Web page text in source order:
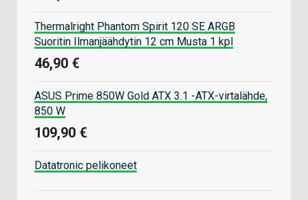
Thermalright Phantom Spirit 120 SE ARGB
Suoritin Ilmanjäähdytin 12 cm Musta 1 kpl
46,90 €
ASUS Prime 850W Gold ATX 3.1 -ATX-virtalähde,
850 W
109,90 €
Datatronic pelikoneet